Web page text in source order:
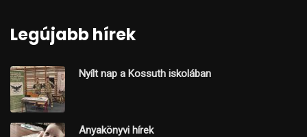
Legújabb hírek
Nyílt nap a Kossuth iskolában
Anyakönyvi hírek